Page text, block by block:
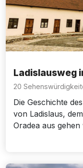
Ladislausweg
20
Die Geschichte
von Ladislaus,
Oradea aus